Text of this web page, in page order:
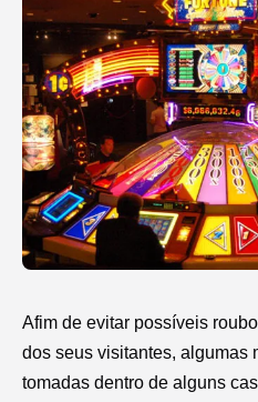
Afim de evitar possíveis
dos seus visitantes, algumas
tomadas dentro de alguns